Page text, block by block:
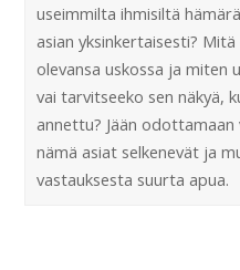
useimmilta ihmisiltä
asian yksinkertaisesti?
olevansa uskossa ja miten
vai tarvitseeko sen näkyä,
annettu? Jään
nämä asiat selkenevät ja
vastauksesta suurta apua.